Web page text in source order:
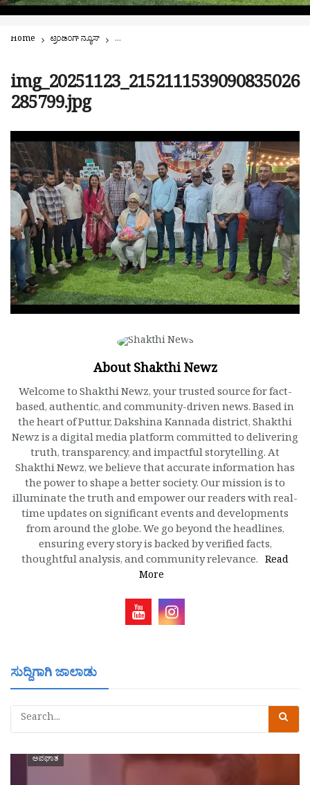
Home ಟ್ರೆಂಡಿಂಗ್ ನ್ಯೂಸ್ ಪುತ್ತೂರು: ಸ್ಮಾರ್ಟ್ ಫೋನ್ ಫೆಸ್ಟಿವಲ್’ನ ಡ್ರಾ ಫಲಿತಾಂಶ
img_20251123_2152111539090835026
285799.jpg
About Shakthi Newz
Welcome to Shakthi Newz, your trusted source for fact-
based, authentic, and community-driven news. Based in
the heart of Puttur, Dakshina Kannada district, Shakthi
Newz is a digital media platform committed to delivering
truth, transparency, and impactful storytelling. At
Shakthi Newz, we believe that accurate information has
the power to shape a better society. Our mission is to
illuminate the truth and empower our readers with real-
time updates on significant events and developments
from around the globe. We go beyond the headlines,
ensuring every story is backed by verified facts,
thoughtful analysis, and community relevance. Read
More
ಸುದ್ದಿಗಾಗಿ ಜಾಲಾಡು
ಅಪಘಾತ